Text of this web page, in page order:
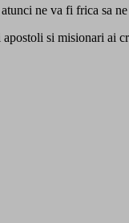
ne va fi frica sa
si misionari